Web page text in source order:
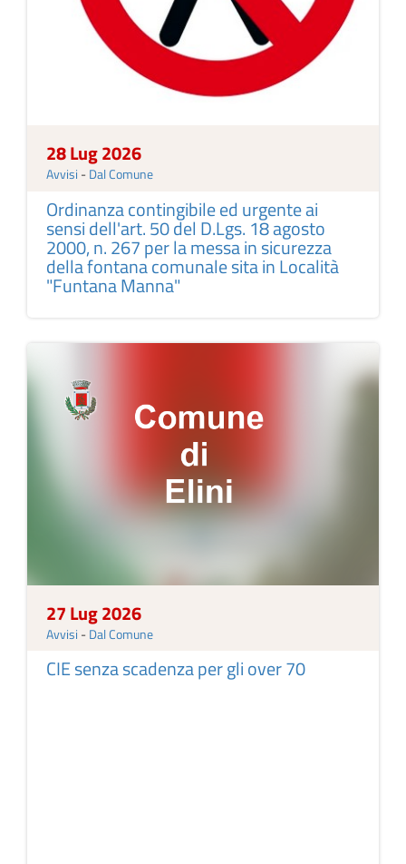
28 Lug 2026
Avvisi - Dal Comune
Ordinanza contingibile ed urgente ai
sensi dell'art. 50 del D.Lgs. 18 agosto
2000, n. 267 per la messa in sicurezza
della fontana comunale sita in Località
"Funtana Manna"
27 Lug 2026
Avvisi - Dal Comune
CIE senza scadenza per gli over 70